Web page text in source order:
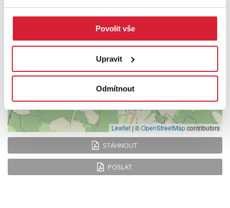
Povolit vše
Upravit
Odmítnout
−
Leaflet | ©OpenStreetMapcontributors
STÁHNOUT
POSLAT